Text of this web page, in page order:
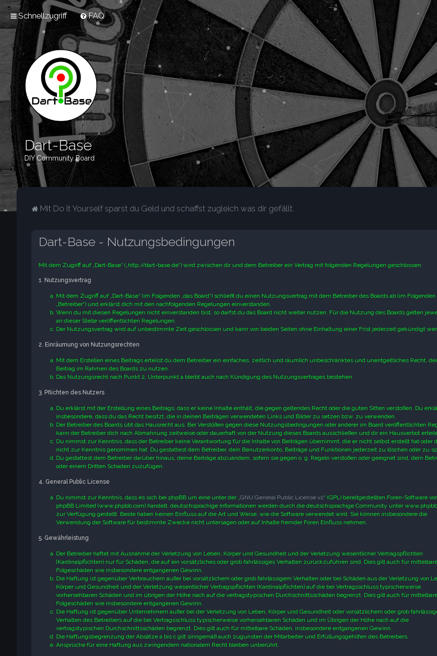
Schnellzugriff FAQ
Dart-Base
DIY Community Board
Mit Do It Yourself sparst du Geld und schaffst zugleich was dir gefällt.
Dart-Base - Nutzungsbedingungen
Mit dem Zugriff auf „Dart-Base“ („http://dart-base.de“) wird zwischen dir und dem Betreiber ein Vertrag mit folgenden Regelungen geschlossen:
1. Nutzungsvertrag
Mit dem Zugriff auf „Dart-Base“ (im Folgenden „das Board“) schließt du einen Nutzungsvertrag mit dem Betreiber des Boards ab (im Folgenden
„Betreiber“) und erklärst dich mit den nachfolgenden Regelungen einverstanden.
Wenn du mit diesen Regelungen nicht einverstanden bist, so darfst du das Board nicht weiter nutzen. Für die Nutzung des Boards gelten
an dieser Stelle veröffentlichten Regelungen.
Der Nutzungsvertrag wird auf unbestimmte Zeit geschlossen und kann von beiden Seiten ohne Einhaltung einer Frist jederzeit gekündigt
2. Einräumung von Nutzungsrechten
Mit dem Erstellen eines Beitrags erteilst du dem Betreiber ein einfaches, zeitlich und räumlich unbeschränktes und unentgeltliches Recht,
Beitrag im Rahmen des Boards zu nutzen.
Das Nutzungsrecht nach Punkt 2, Unterpunkt a bleibt auch nach Kündigung des Nutzungsvertrages bestehen.
3. Pflichten des Nutzers
Du erklärst mit der Erstellung eines Beitrags, dass er keine Inhalte enthält, die gegen geltendes Recht oder die guten Sitten verstoßen. Du
insbesondere, dass du das Recht besitzt, die in deinen Beiträgen verwendeten Links und Bilder zu setzen bzw. zu verwenden.
Der Betreiber des Boards übt das Hausrecht aus. Bei Verstößen gegen diese Nutzungsbedingungen oder anderer im Board veröffentlichten
kann der Betreiber dich nach Abmahnung zeitweise oder dauerhaft von der Nutzung dieses Boards ausschließen und dir ein Hausverbot
Du nimmst zur Kenntnis, dass der Betreiber keine Verantwortung für die Inhalte von Beiträgen übernimmt, die er nicht selbst erstellt hat oder
nicht zur Kenntnis genommen hat. Du gestattest dem Betreiber, dein Benutzerkonto, Beiträge und Funktionen jederzeit zu löschen oder zu
Du gestattest dem Betreiber darüber hinaus, deine Beiträge abzuändern, sofern sie gegen o. g. Regeln verstoßen oder geeignet sind, dem
oder einem Dritten Schaden zuzufügen.
4. General Public License
Du nimmst zur Kenntnis, dass es sich bei phpBB um eine unter der „GNU General Public License v2“ (GPL) bereitgestellten Foren-Software
phpBB Limited (www.phpbb.com) handelt; deutschsprachige Informationen werden durch die deutschsprachige Community unter
zur Verfügung gestellt. Beide haben keinen Einfluss auf die Art und Weise, wie die Software verwendet wird. Sie können insbesondere die
Verwendung der Software für bestimmte Zwecke nicht untersagen oder auf Inhalte fremder Foren Einfluss nehmen.
5. Gewährleistung
Der Betreiber haftet mit Ausnahme der Verletzung von Leben, Körper und Gesundheit und der Verletzung wesentlicher Vertragspflichten
(Kardinalpflichten) nur für Schäden, die auf ein vorsätzliches oder grob fahrlässiges Verhalten zurückzuführen sind. Dies gilt auch für
Folgeschäden wie insbesondere entgangenen Gewinn.
Die Haftung ist gegenüber Verbrauchern außer bei vorsätzlichem oder grob fahrlässigem Verhalten oder bei Schäden aus der Verletzung von
Körper und Gesundheit und der Verletzung wesentlicher Vertragspflichten (Kardinalpflichten) auf die bei Vertragsschluss typischerweise
vorhersehbaren Schäden und im übrigen der Höhe nach auf die vertragstypischen Durchschnittsschäden begrenzt. Dies gilt auch für
Folgeschäden wie insbesondere entgangenen Gewinn.
Die Haftung ist gegenüber Unternehmern außer bei der Verletzung von Leben, Körper und Gesundheit oder vorsätzlichem oder grob
Verhalten des Betreibers auf die bei Vertragsschluss typischerweise vorhersehbaren Schäden und im Übrigen der Höhe nach auf die
vertragstypischen Durchschnittsschäden begrenzt. Dies gilt auch für mittelbare Schäden, insbesondere entgangenen Gewinn.
Die Haftungsbegrenzung der Absätze a bis c gilt sinngemäß auch zugunsten der Mitarbeiter und Erfüllungsgehilfen des Betreibers.
Ansprüche für eine Haftung aus zwingendem nationalem Recht bleiben unberührt.